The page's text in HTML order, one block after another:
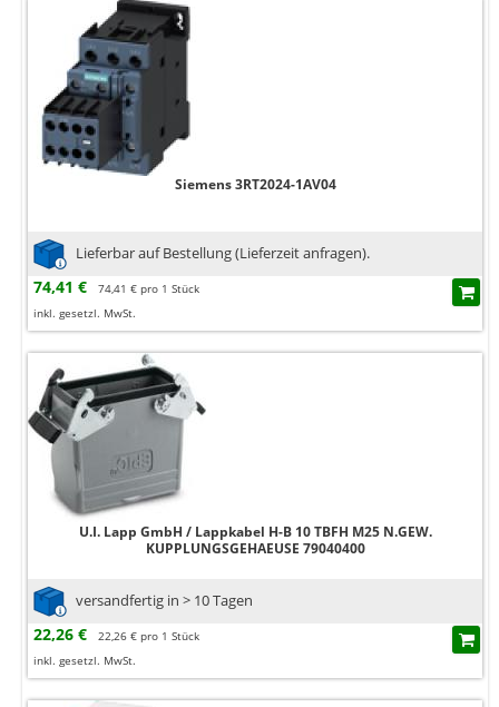
Siemens 3RT2024-1AV04
Lieferbar auf Bestellung (Lieferzeit anfragen).
74,41 €
74,41 € pro 1 Stück
inkl. gesetzl. MwSt.
U.I. Lapp GmbH / Lappkabel H-B 10 TBFH M25 N.GEW.
KUPPLUNGSGEHAEUSE 79040400
versandfertig in > 10 Tagen
22,26 €
22,26 € pro 1 Stück
inkl. gesetzl. MwSt.